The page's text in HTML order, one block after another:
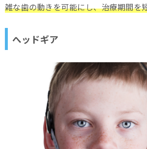
雑な歯の動きを可能にし、治療期間を
へッドギア